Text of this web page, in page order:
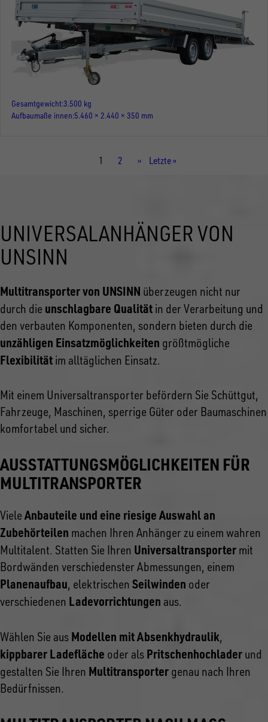
Gesamtgewicht3.500 kg
Aufbaumaße innen 5.460 × 2.440 × 350 mm
Aktuelle
1 Seite
2
Nächste
››
Letzte
Letzte »
UNIVERSALANHÄNGER VON
UNSINN
Multitransporter von UNSINN überzeugen nicht nur
durch die unschlagbare Qualität in der Verarbeitung und
den verbauten Komponenten, sondern bieten durch die
unzähligen Einsatzmöglichkeiten größtmögliche
Flexibilität im alltäglichen Einsatz.
Mit einem Universaltransporter befördern Sie Schüttgut,
Fahrzeuge, Maschinen, sperrige Güter oder Baumaschinen
komfortabel und sicher.
AUSSTATTUNGSMÖGLICHKEITEN FÜR
MULTITRANSPORTER
Viele Anbauteile und eine riesige Auswahl an
Zubehörteilen machen Ihren Anhänger zu einem wahren
Multitalent. Statten Sie Ihren Universaltransporter mit
Bordwänden verschiedenster Abmessungen, einem
Planenaufbau, elektrischen Seilwinden oder
verschiedenen Ladevorrichtungen aus.
Wählen Sie aus Modellen mit Absenkhydraulik,
kippbarer Ladefläche oder als Pritschenhochlader und
gestalten Sie Ihren Multitransporter genau nach Ihren
Bedürfnissen.